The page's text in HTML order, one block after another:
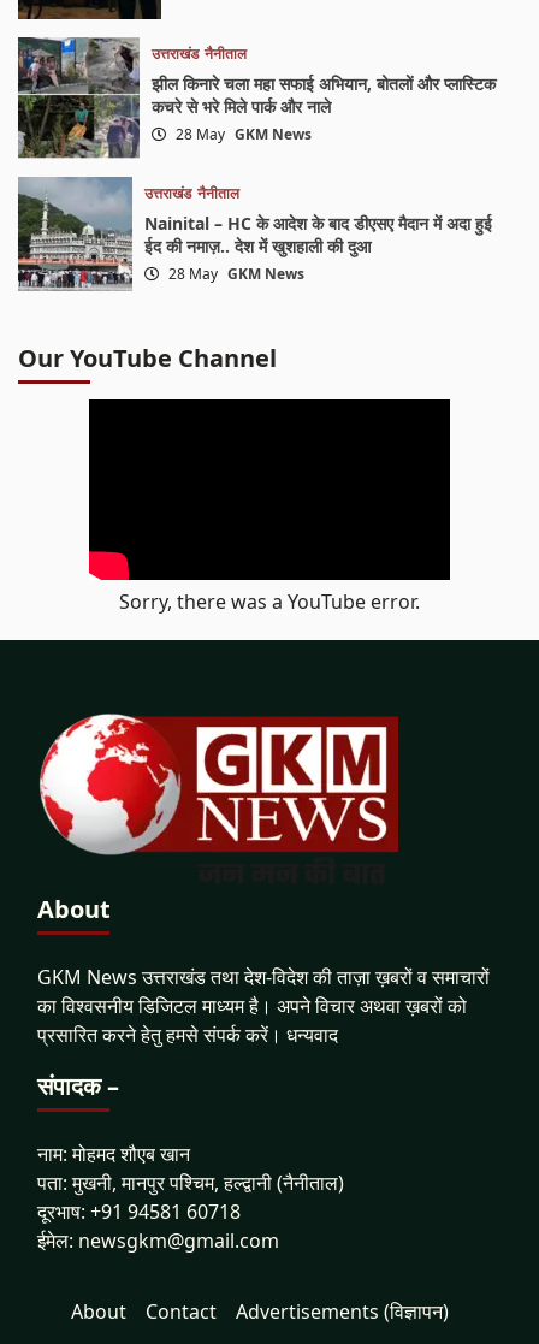
उत्तराखंड नैनीताल
झील किनारे चला महा सफाई अभियान, बोतलों और प्लास्टिक
कचरे से भरे मिले पार्क और नाले
28 May GKM News
उत्तराखंड नैनीताल
Nainital – HC के आदेश के बाद डीएसए मैदान में अदा हुई
ईद की नमाज़.. देश में खुशहाली की दुआ
28 May GKM News
Our YouTube Channel
Sorry, there was a YouTube error.
About
GKM News उत्तराखंड तथा देश-विदेश की ताज़ा ख़बरों व समाचारों
का विश्वसनीय डिजिटल माध्यम है। अपने विचार अथवा ख़बरों को
प्रसारित करने हेतु हमसे संपर्क करें। धन्यवाद
संपादक –
नाम: मोहमद शौएब खान
पता: मुखनी, मानपुर पश्चिम, हल्द्वानी (नैनीताल)
दूरभाष: +91 94581 60718
ईमेल: newsgkm@gmail.com
About Contact Advertisements (विज्ञापन)